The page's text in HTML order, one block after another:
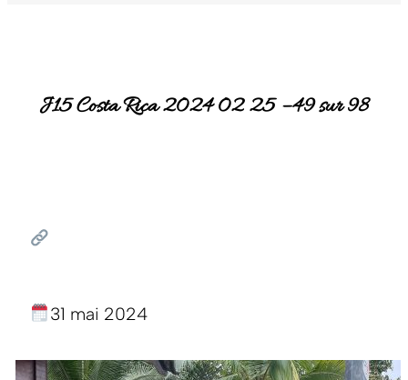
J15 Costa Rica 2024 02 25 – 49 sur 98
31 mai 2024